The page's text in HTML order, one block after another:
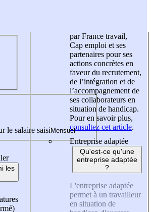
le salaire saisi
les
par France travail,
Cap emploi et ses
partenaires pour ses
actions concrètes en
faveur du recrutement,
de l’intégration et de
l’accompagnement de
ses collaborateurs en
situation de handicap.
Pour en savoir plus,
consultez cet article.
Entreprise adaptée
Qu'est-ce qu'une
entreprise adaptée
?
L'entreprise adaptée
permet à un travailleur
en situation de